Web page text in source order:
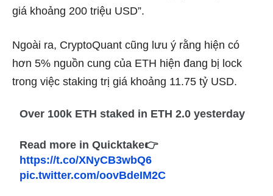
giá khoảng 200 triệu USD”.
Ngoài ra, CryptoQuant cũng lưu ý rằng hiện có
hơn 5% nguồn cung của ETH hiện đang bị lock
trong việc staking trị giá khoảng 11.75 tỷ USD.
Over 100k ETH staked in ETH 2.0 yesterday
Read more in Quicktake👉
https://t.co/XNyCB3wbQ6
pic.twitter.com/oovBdeIM2C